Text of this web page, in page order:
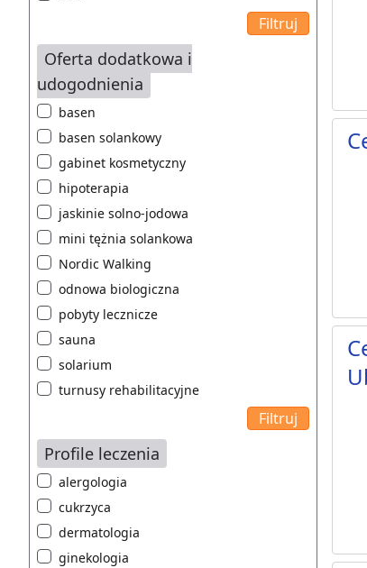
Oferta dodatkowa i
udogodnienia
basen
basen solankowy
gabinet kosmetyczny
hipoterapia
jaskinie solno-jodowa
mini tężnia solankowa
Nordic Walking
odnowa biologiczna
pobyty lecznicze
sauna
solarium
turnusy rehabilitacyjne
Profile leczenia
alergologia
cukrzyca
dermatologia
ginekologia